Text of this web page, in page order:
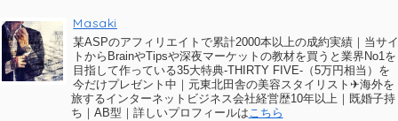
Masaki
某ASPのアフィリエイトで累計2000本以上の成約実績｜当サ
トからBrainやTipsや深夜マーケットの教材を買うと業界No1を
目指して作っている35大特典-THIRTY FIVE-（5万円相当）を
今だけプレゼント中｜元東北田舎の美容スタイリスト✈海外を
旅するインターネットビジネス会社経営歴10年以上｜既婚子持
ち｜AB型｜詳しいプロフィールはこちら